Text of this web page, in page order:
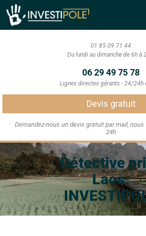
01 85 09 71 44
Du lundi au dimanche de 6h à
06 29 49 75 78
Lignes directes gérants - 24/24h
Devis gratuit
Demandez-nous un devis gratuit par mail,
24h
Détective
Laos: